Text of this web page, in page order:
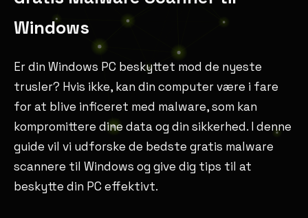
Windows
Er din Windows PC beskyttet mod de nyeste
trusler? Hvis ikke, kan din computer være i fare
for at blive inficeret med malware, som kan
kompromittere dine data og din sikkerhed. I denne
guide vil vi udforske de bedste gratis malware
scannere til Windows og give dig tips til at
beskytte din PC effektivt.